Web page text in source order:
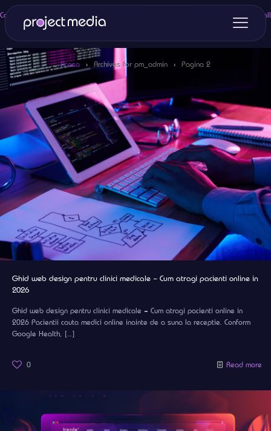
Acasa › Archives for pm_admin › Pagina 2
Categories Tags Authors Show all
Ghid web design pentru clinici medicale – Cum atragi pacienti online in
2026
Ghid web design pentru clinici medicale – Cum atragi pacienti online in
2026 Pacientii cauta medici online inainte de a suna la receptie. Conform
Google Health, […]
0 Read more